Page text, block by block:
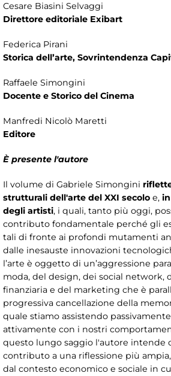
Cesare Biasini Selvaggi
Direttore editoriale Exibart
Federica Pirani
Storica dell’arte, Sovrintendenza
Raffaele Simongini
Docente e Storico del Cinema
Manfredi Nicolò Maretti
Editore
È presente l'autore
Il volume di Gabriele Simongini
strutturali dell'arte del XXI secolo e,
degli artisti, i quali, tanto più oggi,
contributo fondamentale perché gli
tali di fronte ai profondi mutamenti
dalle inesauste innovazioni
l’arte è oggetto di un’aggressione
moda, del design, dei social network,
finanziaria e del marketing che è
progressiva cancellazione della
quale stiamo assistendo
attivamente con i nostri
questo lungo saggio l'autore intende
contributo a una riflessione più
dal contesto economico e sociale in